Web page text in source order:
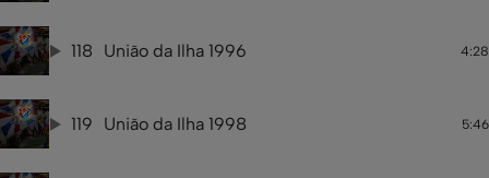
118 União da Ilha 1996 4:28
119 União da Ilha 1998 5:46